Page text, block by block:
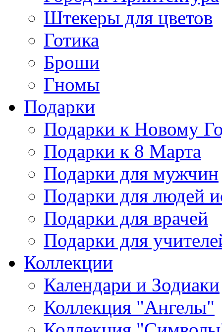
Штекеры для цветов
Готика
Броши
Гномы
Подарки
Подарки к Новому
Подарки к 8 Марта
Подарки для мужчин
Подарки для людей
Подарки для врачей
Подарки для
Коллекции
Календари и Зодиаки
Коллекция "Ангелы"